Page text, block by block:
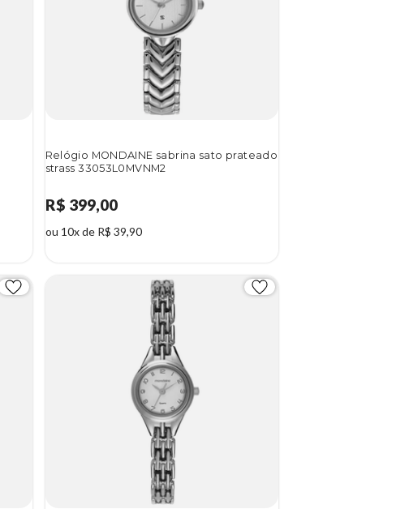
Relógio MONDAINE sabrina sato prateado
strass 33053L0MVNM2
R$ 399,00
ou 10x de R$ 39,90